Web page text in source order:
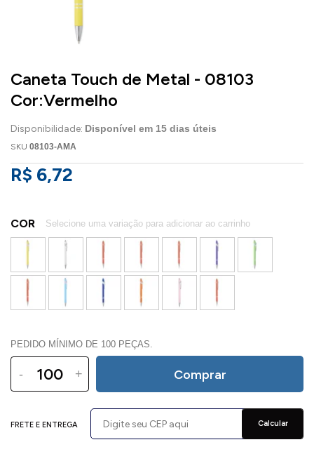
Caneta Touch de Metal - 08103
Cor:Vermelho
Disponibilidade: Disponível em 15 dias úteis
SKU 08103-AMA
R$ 6,72
COR
PEDIDO MÍNIMO DE 100 PEÇAS.
- + Comprar
FRETE E ENTREGA Calcular